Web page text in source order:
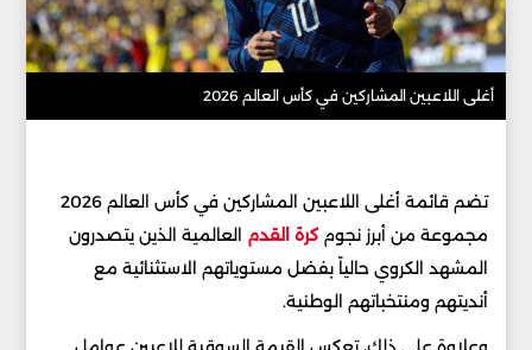
أغلى اللاعبين المشاركين في كأس العالم 2026
تضم قائمة أغلى اللاعبين المشاركين في كأس العالم 2026
مجموعة من أبرز نجومكرة القدم العالمية الذين يتصدرون
المشهد الكروي حالياً بفضل مستوياتهم الاستثنائية مع
أنديتهم ومنتخباتهم الوطنية.